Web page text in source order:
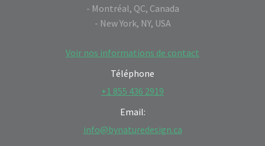
- Montréal, QC, Canada
- New York, NY, USA
Voir nos informations de contact
Téléphone
+1 855 436 2919
Email:
info@bynaturedesign.ca